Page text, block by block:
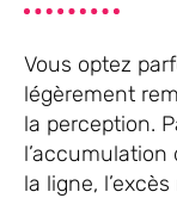
Vous optez
légèrement
la perception.
la ligne,